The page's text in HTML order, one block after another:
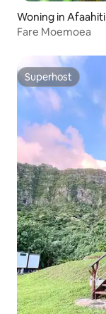
Woning in
Fare Moemoea
Superhost
Superhost